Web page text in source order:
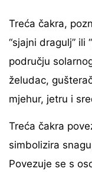
Treća čakra,
“sjajni dragulj” ili
području
želudac,
mjehur, jetru i
Treća čakra
simbolizira
Povezuje se s